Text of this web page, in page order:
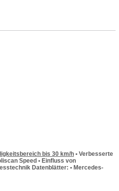
bis 30 km/h • Verbesserte
Speed • Einfluss von
Datenblätter: • Mercedes-